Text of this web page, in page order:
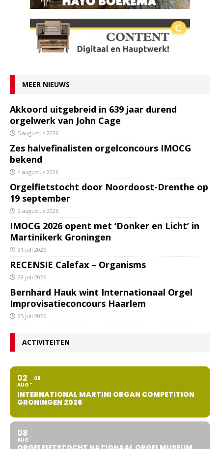
MEER NIEUWS
Akkoord uitgebreid in 639 jaar durend
orgelwerk van John Cage
5 augustus 2026
Zes halvefinalisten orgelconcours IMOCG
bekend
4 augustus 2026
Orgelfietstocht door Noordoost-Drenthe op
19 september
2 augustus 2026
IMOCG 2026 opent met ‘Donker en Licht’ in
Martinikerk Groningen
31 juli 2026
RECENSIE Calefax – Organisms
28 juli 2026
Bernhard Hauk wint Internationaal Orgel
Improvisatieconcours Haarlem
25 juli 2026
ACTIVITEITEN
02
AUG
08
INTERNATIONAL MARTINI ORGAN COMPETITION
GRONINGEN 2026
08
AUG